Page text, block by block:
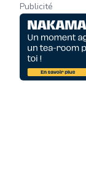
Publicité